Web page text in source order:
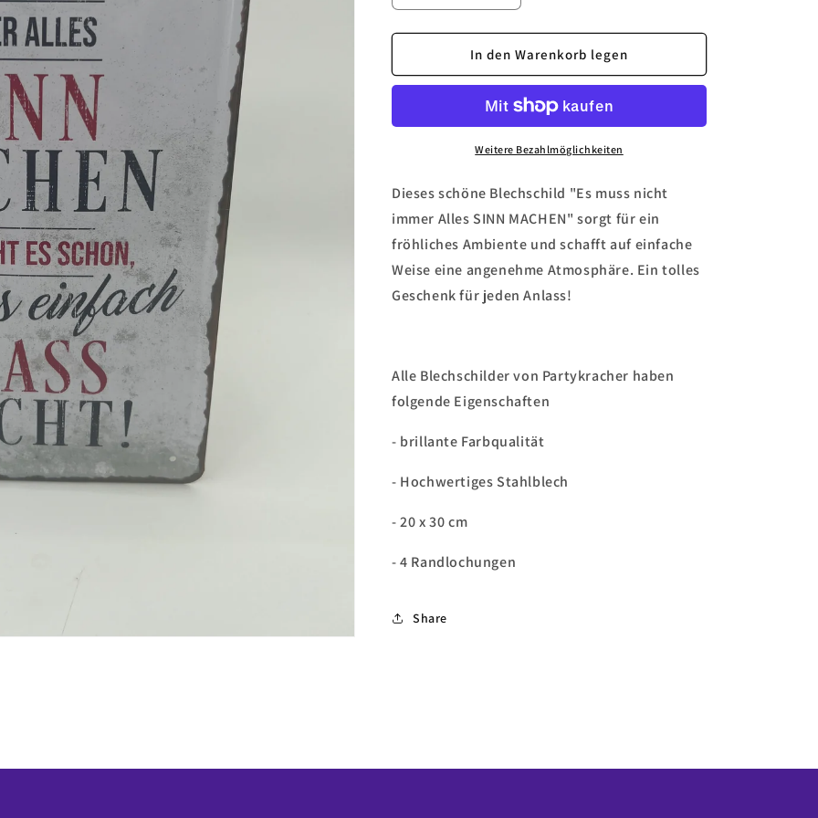
die
Menge
Blechschild
nicht
immer&quot;
die
Menge
für
Blechschild
&quot;Es
muss
nicht
immer&quot;
In den Warenkorb legen
Weitere Bezahlmöglichkeiten
Dieses schöne Blechschild "Es muss nicht
immer Alles SINN MACHEN" sorgt für ein
fröhliches Ambiente und schafft auf einfache
Weise eine angenehme Atmosphäre. Ein tolles
Geschenk für jeden Anlass!
Alle Blechschilder von Partykracher haben
folgende Eigenschaften
- brillante Farbqualität
- Hochwertiges Stahlblech
- 20 x 30 cm
- 4 Randlochungen
Share